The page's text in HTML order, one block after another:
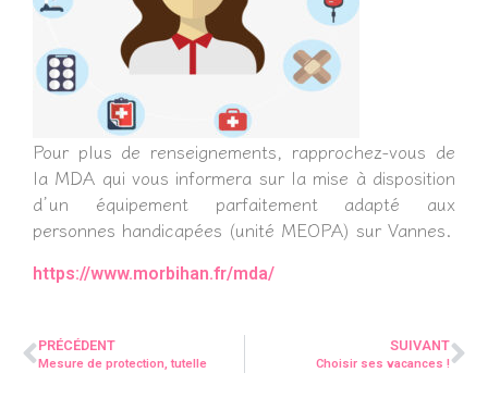
Pour plus de renseignements, rapprochez-vous de
la MDA qui vous informera sur la mise à disposition
d’un équipement parfaitement adapté aux
personnes handicapées (unité MEOPA) sur Vannes.
https://www.morbihan.fr/mda/
PRÉCÉDENT
Mesure de protection, tutelle
SUIVANT
Choisir ses vacances !